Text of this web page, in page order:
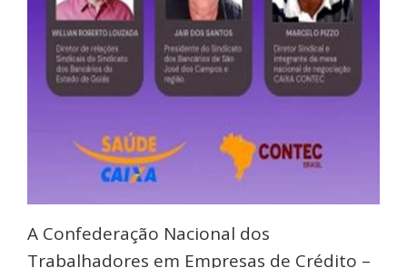
A Confederação Nacional dos
Trabalhadores em Empresas de Crédito –